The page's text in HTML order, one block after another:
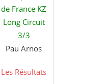
de France KZ
Long Circuit
3/3
Pau Arnos
Les Résultats